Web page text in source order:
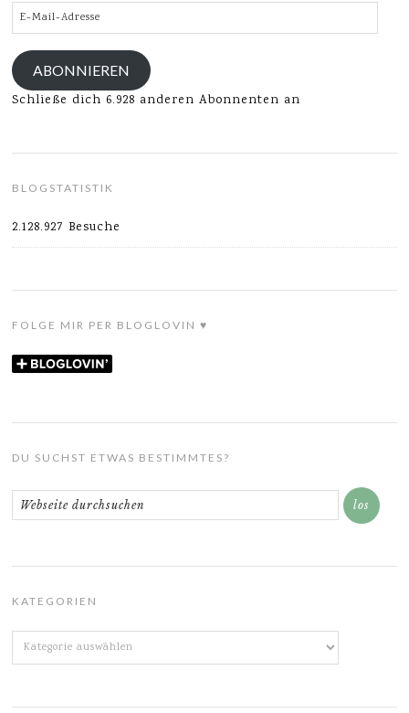
E-
Mail-
Adresse
ABONNIEREN
Schließe dich 6.928 anderen Abonnenten an
BLOGSTATISTIK
2.128.927 Besuche
FOLGE MIR PER BLOGLOVIN ♥
DU SUCHST ETWAS BESTIMMTES?
KATEGORIEN
Kategorien